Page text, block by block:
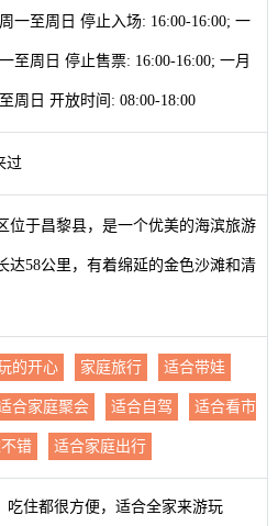
一至周日 停止入场: 16:00-16:00; 一
至周日 停止售票: 16:00-16:00; 一月
周日 开放时间: 08:00-18:00
过
位于昌黎县，是一个优美的海滨旅游
达58公里，有着绵延的金色沙滩和清
的开心 家庭旅行 适合带娃
合家庭聚会 适合自驾 适合看市
错 适合家庭出行
吃住都很方便，适合全家来游玩